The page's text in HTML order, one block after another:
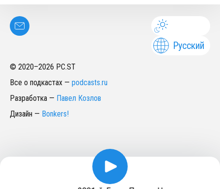
Русский
© 2020–2026 PC.ST
Все о подкастах — podcasts.ru
Разработка — Павел Козлов
Дизайн — Bonkers!